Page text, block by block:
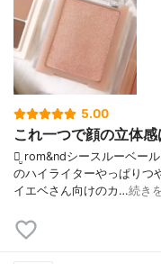
5.00
これ一つで顔の立体
‪ꪔ̤̮ rom&ndシースルーベー
のハイライターやっぱりつ
イエベさん向けのカ…続き